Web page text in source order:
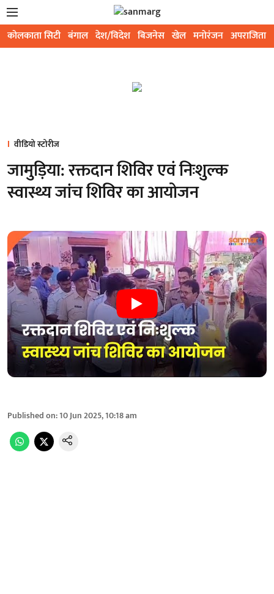
कोलकाता सिटी बंगाल देश/विदेश बिजनेस खेल मनोरंजन अपराजिता
वीडियो स्टोरीज
जामुड़िया: रक्तदान शिविर एवं निःशुल्क
स्वास्थ्य जांच शिविर का आयोजन
Published on:10 Jun 2025, 10:18 am